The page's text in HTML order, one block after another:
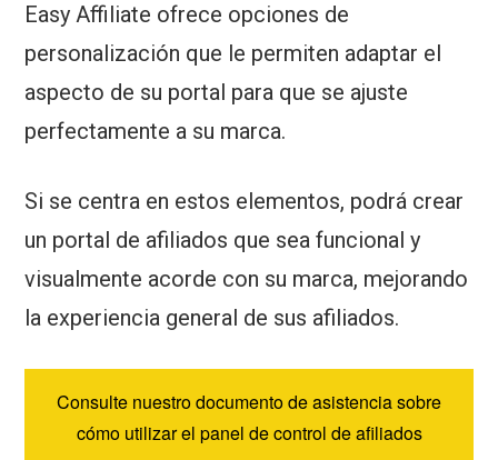
Easy Affiliate ofrece opciones de
personalización que le permiten adaptar el
aspecto de su portal para que se ajuste
perfectamente a su marca.
Si se centra en estos elementos, podrá crear
un portal de afiliados que sea funcional y
visualmente acorde con su marca, mejorando
la experiencia general de sus afiliados.
Consulte nuestro documento de asistencia sobre
cómo utilizar el panel de control de afiliados